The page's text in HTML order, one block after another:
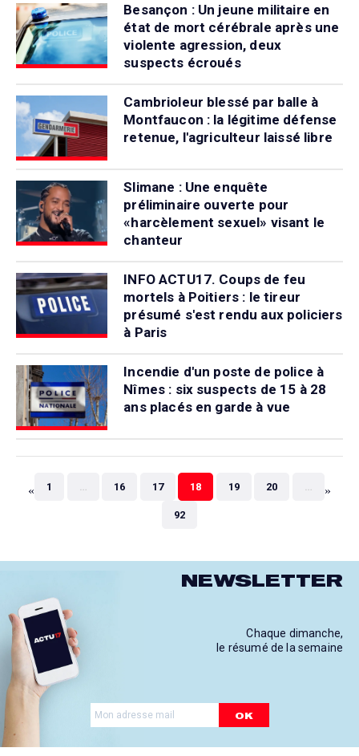
Besançon : Un jeune militaire en
état de mort cérébrale après une
violente agression, deux
suspects écroués
Cambrioleur blessé par balle à
Montfaucon : la légitime défense
retenue, l'agriculteur laissé libre
Slimane : Une enquête
préliminaire ouverte pour
«harcèlement sexuel» visant le
chanteur
INFO ACTU17. Coups de feu
mortels à Poitiers : le tireur
présumé s'est rendu aux policiers
à Paris
Incendie d'un poste de police à
Nîmes : six suspects de 15 à 28
ans placés en garde à vue
« »
1 16 17 18 19 20
92
NEWSLETTER
Chaque dimanche,
le résumé de la semaine
OK